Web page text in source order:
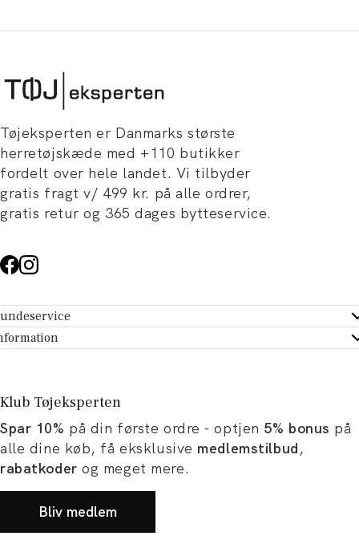
Tøjeksperten er Danmarks største
herretøjskæde med +110 butikker
fordelt over hele landet. Vi tilbyder
gratis fragt v/ 499 kr. på alle ordrer,
gratis retur og 365 dages bytteservice.
- Hjælpecenter
dit køb
Tøjeksperten
og artikler
og karriere
Klub Tøjeksperten
Spar 10% på din første ordre - optjen 5% bonus på
alle dine køb, få eksklusive medlemstilbud,
rabatkoder og meget mere.
Bliv medlem